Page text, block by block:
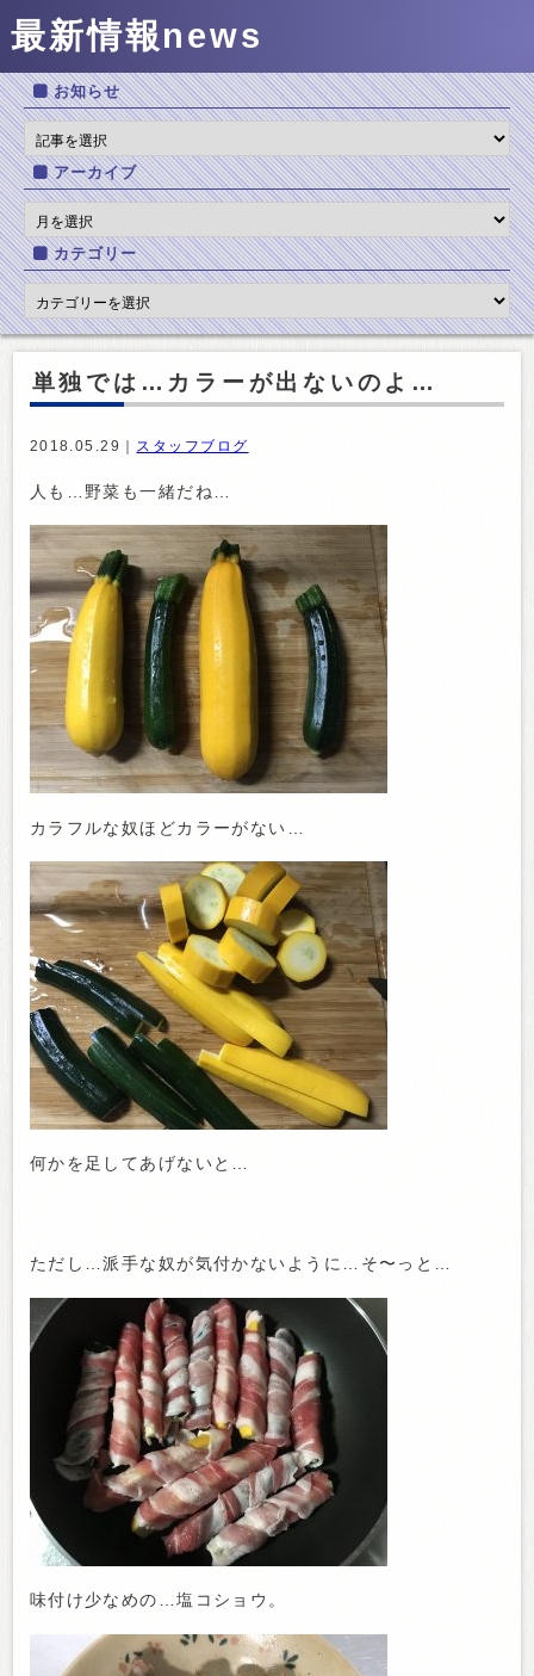
最新情報news
お知らせ
アーカイブ
カテゴリー
単独では…カラーが出ないのよ…
2018.05.29｜ スタッフブログ
人も…野菜も一緒だね…
カラフルな奴ほどカラーがない…
何かを足してあげないと…
ただし…派手な奴が気付かないように…そ〜っと…
味付け少なめの…塩コショウ。